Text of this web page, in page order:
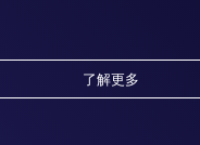
了解更多